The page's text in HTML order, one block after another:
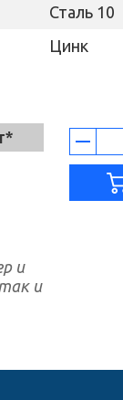
Сталь 10
Цинк
и
и